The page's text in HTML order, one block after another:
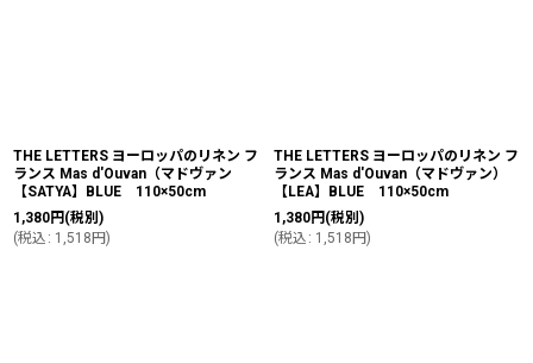
THE LETTERS ヨーロッパのリネン フ
ランス Mas d'Ouvan（マドヴァン
【SATYA】BLUE 110×50cm
1,380円 (税別)
(税込 : 1,518円)
THE LETTERS ヨーロッパのリネン フ
ランス Mas d'Ouvan（マドヴァン）
【LEA】BLUE 110×50cm
1,380円 (税別)
(税込 : 1,518円)